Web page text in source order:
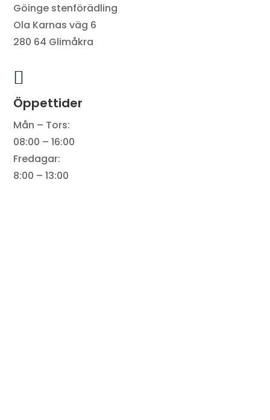
Göinge stenförädling
Ola Karnas väg 6
280 64 Glimåkra

Öppettider
Mån – Tors:
08:00 – 16:00
Fredagar:
8:00 – 13:00